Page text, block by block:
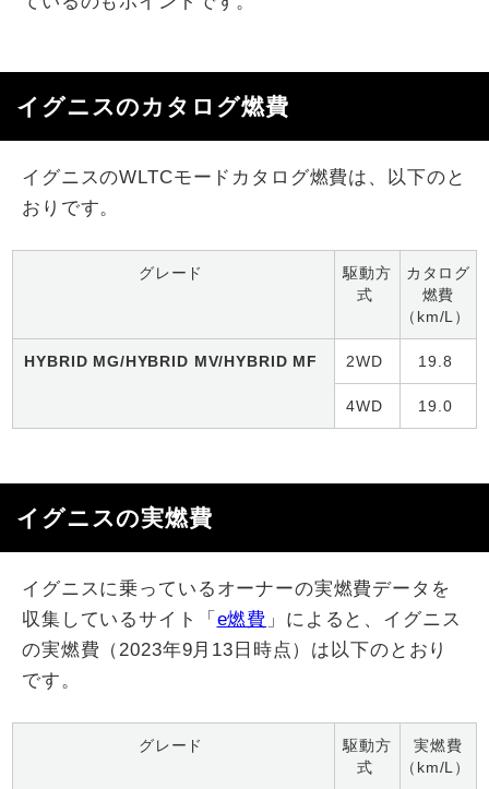
イグニスのカタログ燃費
イグニスのWLTCモードカタログ燃費は、以下のと
おりです。
グレード
駆動方
式
カタログ
燃費
（km/L）
HYBRID MG/HYBRID MV/HYBRID MF 2WD 19.8
4WD 19.0
イグニスの実燃費
イグニスに乗っているオーナーの実燃費データを
収集しているサイト「​ e燃費 」によると、イグニス
の実燃費（2023年9月13日時点）は以下のとおり
です。
グレード
駆動方
式
実燃費
（km/L）